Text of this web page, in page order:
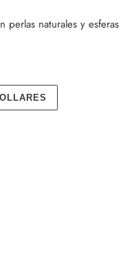
perlas naturales y esferas